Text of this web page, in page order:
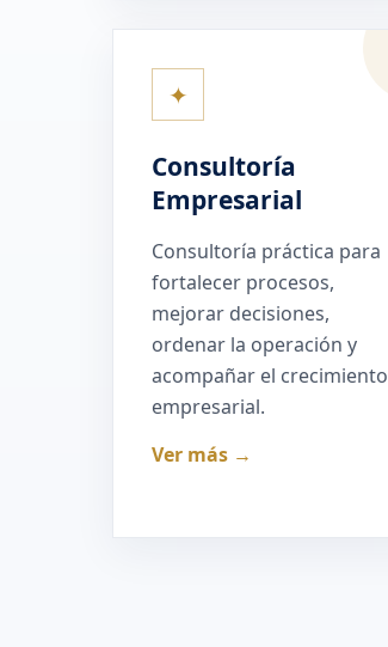
✦
Consultoría
Empresarial
Consultoría práctica para
fortalecer procesos,
mejorar decisiones,
ordenar la operación y
acompañar el crecimiento
empresarial.
Ver más →